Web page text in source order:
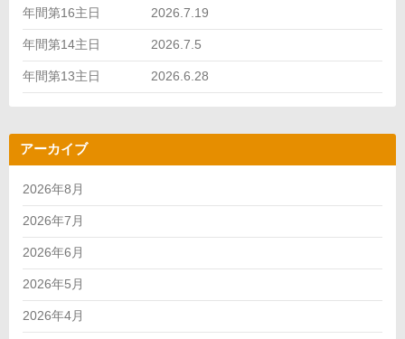
年間第16主日 2026.7.19
年間第14主日 2026.7.5
年間第13主日 2026.6.28
アーカイブ
2026年8月
2026年7月
2026年6月
2026年5月
2026年4月